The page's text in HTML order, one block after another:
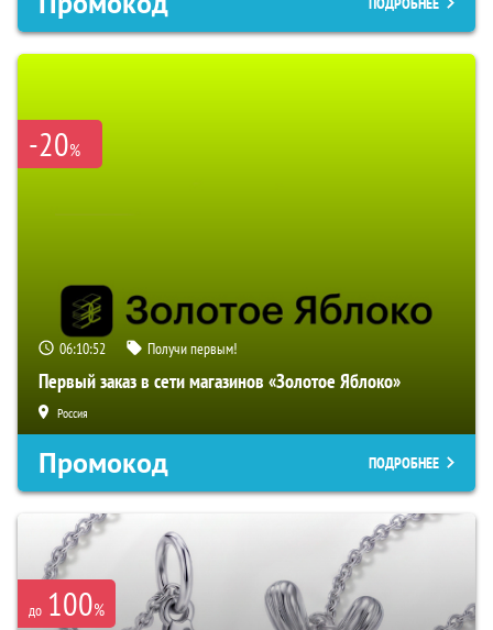
-20%
06:10:52 Получи первым!
Первый заказ в сети магазинов «Золотое Яблоко»
Россия
Промокод ПОДРОБНЕЕ
до 100%